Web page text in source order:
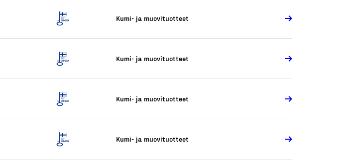
Kumi- ja muovituotteet
Kumi- ja muovituotteet
Kumi- ja muovituotteet
Kumi- ja muovituotteet